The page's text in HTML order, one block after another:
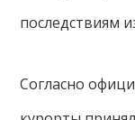
последствиям
Согласно